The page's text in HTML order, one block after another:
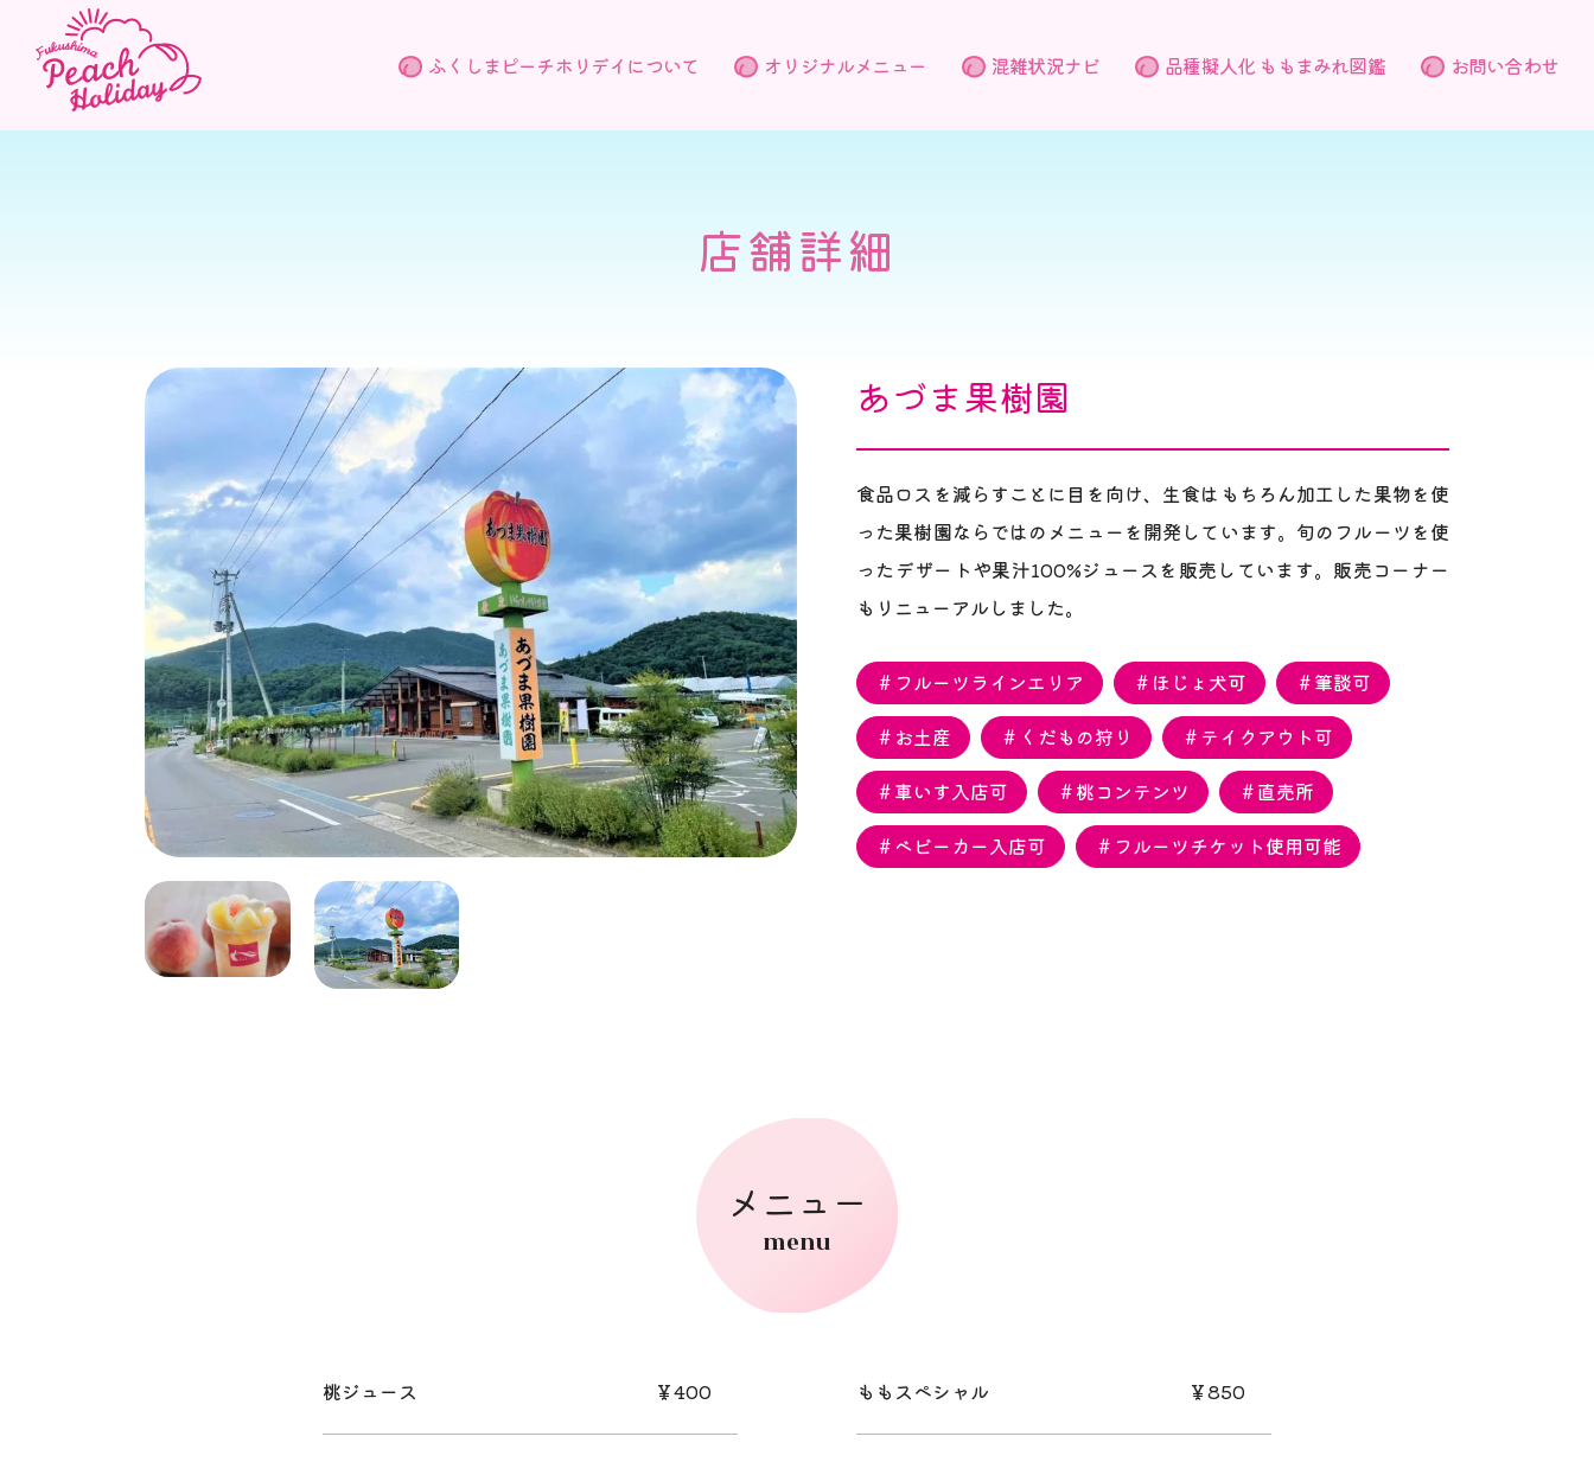
ふくしまピーチホリデイについて オリジナルメニュー 混雑状況ナビ 品種擬人化 ももまみれ図鑑 お問い合わせ
店舗詳細
あづま果樹園
食品ロスを減らすことに目を向け、生食はもちろん加工した果物を使
った果樹園ならではのメニューを開発しています。旬のフルーツを使
ったデザートや果汁100%ジュースを販売しています。販売コーナー
もリニューアルしました。
＃フルーツラインエリア ＃ほじょ犬可
＃筆談可
＃お土産
＃くだもの狩り
＃テイクアウト可
＃車いす入店可
＃桃コンテンツ
＃直売所
＃ベビーカー入店可
＃フルーツチケット使用可能
メニュー
menu
桃ジュース ￥400 ももスペシャル ￥850